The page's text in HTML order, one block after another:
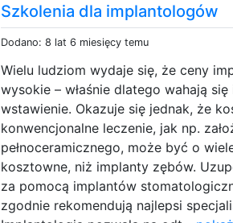
Szkolenia dla implantologów
Dodano: 8 lat 6 miesięcy temu
Wielu ludziom wydaje się, że ceny
wysokie – właśnie dlatego wahają
wstawienie. Okazuje się jednak, że
konwencjonalne leczenie, jak np.
pełnoceramicznego, może być o
kosztowne, niż implanty zębów.
za pomocą implantów
zgodnie rekomendują najlepsi